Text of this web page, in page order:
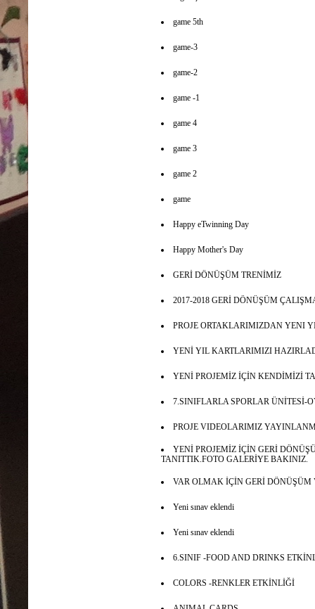
game 5th
game-3
game-2
game -1
game 4
game 3
game 2
game
Happy eTwinning Day
Happy Mother's Day
GERİ DÖNÜŞÜM TRENİMİZ
2017-2018 GERİ DÖNÜŞÜM
PROJE ORTAKLARIMIZDAN YENI
YENİ YIL KARTLARIMIZI
YENİ PROJEMİZ İÇİN KENDİMİZİ
7.SINIFLARLA SPORLAR ÜNİTESİ-
PROJE VIDEOLARIMIZ
YENİ PROJEMİZ İÇİN GERİ
TANITTIK.FOTO GALERİYE BAKINIZ.
VAR OLMAK İÇİN GERİ
Yeni sınav eklendi
Yeni sınav eklendi
6.SINIF -FOOD AND DRINKS
COLORS -RENKLER ETKİNLİĞİ